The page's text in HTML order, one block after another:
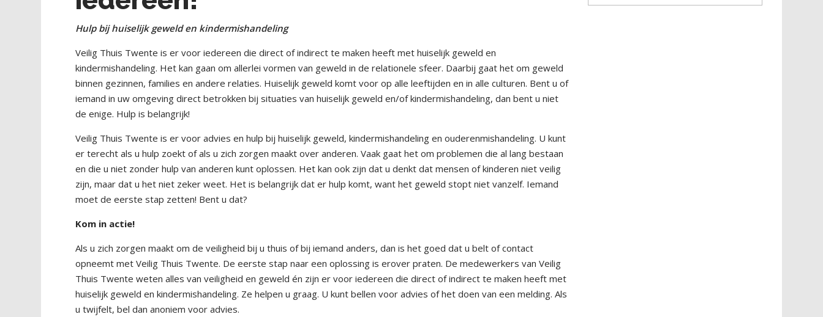
Hulp bij huiselijk geweld en kindermishandeling
Veilig Thuis Twente is er voor iedereen die direct of indirect te maken heeft met huiselijk geweld en
kindermishandeling. Het kan gaan om allerlei vormen van geweld in de relationele sfeer. Daarbij gaat het om geweld
binnen gezinnen, families en andere relaties. Huiselijk geweld komt voor op alle leeftijden en in alle culturen. Bent u of
iemand in uw omgeving direct betrokken bij situaties van huiselijk geweld en/of kindermishandeling, dan bent u niet
de enige. Hulp is belangrijk!
Veilig Thuis Twente is er voor advies en hulp bij huiselijk geweld, kindermishandeling en ouderenmishandeling. U kunt
er terecht als u hulp zoekt of als u zich zorgen maakt over anderen. Vaak gaat het om problemen die al lang bestaan
en die u niet zonder hulp van anderen kunt oplossen. Het kan ook zijn dat u denkt dat mensen of kinderen niet veilig
zijn, maar dat u het niet zeker weet. Het is belangrijk dat er hulp komt, want het geweld stopt niet vanzelf. Iemand
moet de eerste stap zetten! Bent u dat?
Kom in actie!
Als u zich zorgen maakt om de veiligheid bij u thuis of bij iemand anders, dan is het goed dat u belt of contact
opneemt met Veilig Thuis Twente. De eerste stap naar een oplossing is erover praten. De medewerkers van Veilig
Thuis Twente weten alles van veiligheid en geweld én zijn er voor iedereen die direct of indirect te maken heeft met
huiselijk geweld en kindermishandeling. Ze helpen u graag. U kunt bellen voor advies of het doen van een melding. Als
u twijfelt, bel dan anoniem voor advies.